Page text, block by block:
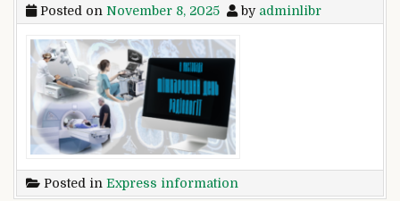
Posted on November 8, 2025 by adminlibr
Posted in Express information